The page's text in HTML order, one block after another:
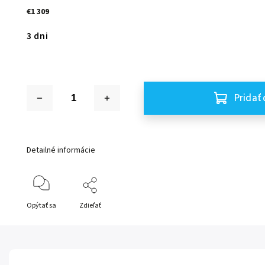
€1 309
3 dni
Pridať
Detailné informácie
Opýtať sa Zdieľať